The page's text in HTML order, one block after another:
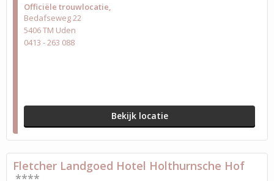
Officiële trouwlocatie
Bedafseweg 22
5406 TM Uden
0413 - 263 088
Bekijk locatie
Fletcher Landgoed Hotel Holthurnsche Hof